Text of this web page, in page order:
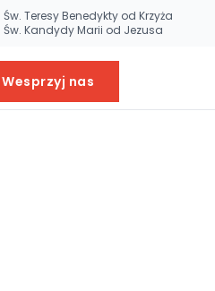
Św. Teresy Benedykty od Krzyża
Św. Kandydy Marii od Jezusa
Wesprzyj nas